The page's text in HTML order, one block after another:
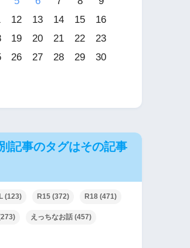
12 13 14 15
16
19 20 21 22
23
26 27 28 29
30
記事のタグはその記事
(123) R15 (372) R18 (471)
えっちなお話 (457)